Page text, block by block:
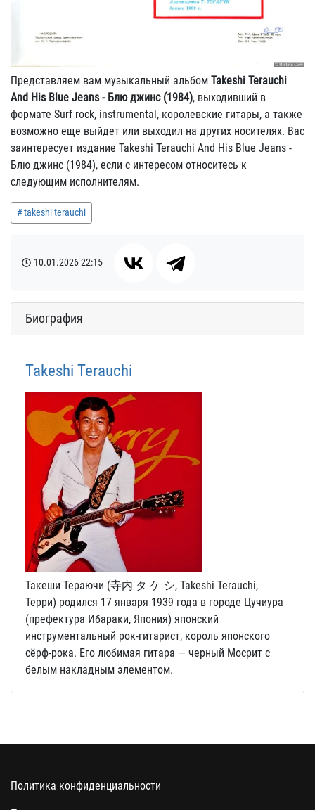
Представляем вам музыкальный альбом Takeshi Terauchi
And His Blue Jeans - Блю джинс (1984), выходивший в
формате Surf rock, instrumental, королевские гитары, а также
возможно еще выйдет или выходил на других носителях. Вас
заинтересует издание Takeshi Terauchi And His Blue Jeans -
Блю джинс (1984), если с интересом относитесь к
следующим исполнителям.
takeshi terauchi
10.01.202622:15
Биография
Takeshi Terauchi
Такеши Тераючи (寺内 タ ケ シ, Takeshi Terauchi,
Терри) родился 17 января 1939 года в городе Цучиура
(префектура Ибараки, Япония) японский
инструментальный рок-гитарист, король японского
сёрф-рока. Его любимая гитара — черный Мосрит с
белым накладным элементом.
Политика конфиденциальности